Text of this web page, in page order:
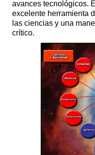
avances tecnológicos.
excelente herramienta
las ciencias y una
crítico.